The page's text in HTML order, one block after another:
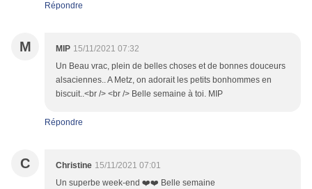
Répondre
M MIP 15/11/2021 07:32
Un Beau vrac, plein de belles choses et de bonnes douceurs
alsaciennes.. A Metz, on adorait les petits bonhommes en
biscuit..<br /> <br /> Belle semaine à toi. MIP
Répondre
C Christine 15/11/2021 07:01
Un superbe week-end ❤️❤️ Belle semaine